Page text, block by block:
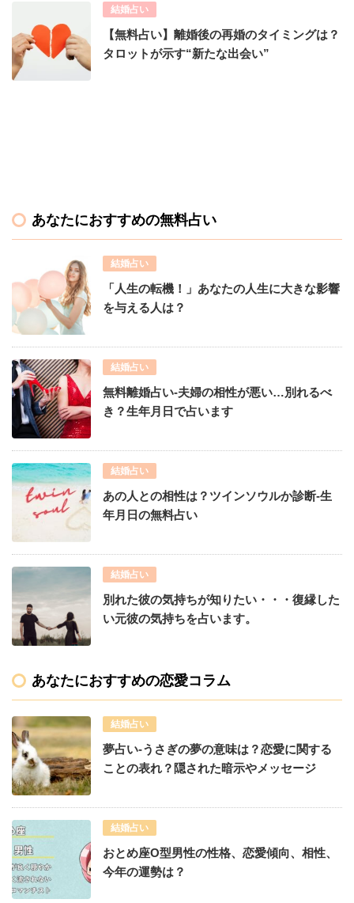
結婚占い
【無料占い】離婚後の再婚のタイミングは？
タロットが示す“新たな出会い”
あなたにおすすめの無料占い
結婚占い
「人生の転機！」あなたの人生に大きな影響
を与える人は？
結婚占い
無料離婚占い-夫婦の相性が悪い…別れるべ
き？生年月日で占います
結婚占い
あの人との相性は？ツインソウルか診断-生
年月日の無料占い
結婚占い
別れた彼の気持ちが知りたい・・・復縁した
い元彼の気持ちを占います。
あなたにおすすめの恋愛コラム
結婚占い
夢占い-うさぎの夢の意味は？恋愛に関する
ことの表れ？隠された暗示やメッセージ
結婚占い
おとめ座O型男性の性格、恋愛傾向、相性、
今年の運勢は？